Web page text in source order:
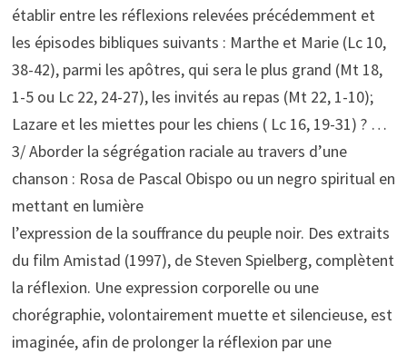
établir entre les réflexions relevées précédemment et
les épisodes bibliques suivants : Marthe et Marie (Lc 10,
38-42), parmi les apôtres, qui sera le plus grand (Mt 18,
1-5 ou Lc 22, 24-27), les invités au repas (Mt 22, 1-10);
Lazare et les miettes pour les chiens ( Lc 16, 19-31) ? …
3/ Aborder la ségrégation raciale au travers d’une
chanson : Rosa de Pascal Obispo ou un negro spiritual en
mettant en lumière
l’expression de la souffrance du peuple noir. Des extraits
du film Amistad (1997), de Steven Spielberg, complètent
la réflexion. Une expression corporelle ou une
chorégraphie, volontairement muette et silencieuse, est
imaginée, afin de prolonger la réflexion par une